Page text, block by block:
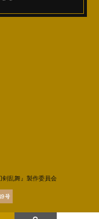
乱舞』製作委員会